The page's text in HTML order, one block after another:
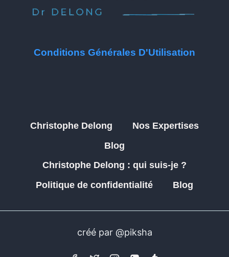
Conditions Générales D'Utilisation
Christophe Delong
Nos Expertises
Blog
Christophe Delong : qui suis-je ?
Politique de confidentialité
Blog
créé par @piksha